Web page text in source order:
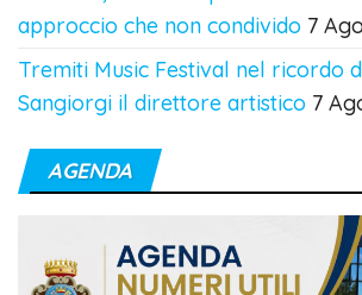
approccio che non condivido 7
Tremiti Music Festival nel ricordo
Sangiorgi il direttore artistico 7
AGENDA